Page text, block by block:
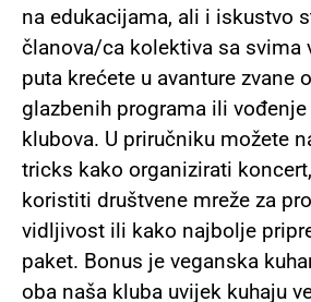
na edukacijama, ali i iskustvo
članova/ca kolektiva sa svima
puta krećete u avanture zvane
glazbenih programa ili
klubova. U priručniku možete
tricks kako organizirati
koristiti društvene mreže za
vidljivost ili kako najbolje
paket. Bonus je veganska
oba naša kluba uvijek kuhaju